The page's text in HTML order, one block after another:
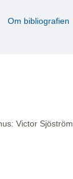
Om bibliografien
Victor Sjöström,